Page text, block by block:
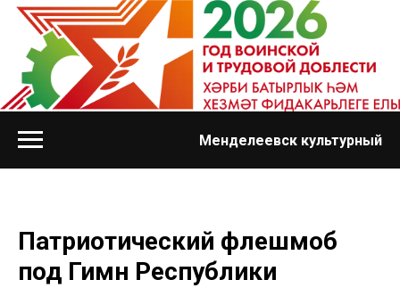
Менделеевск культурный
Патриотический флешмоб
под Гимн Республики